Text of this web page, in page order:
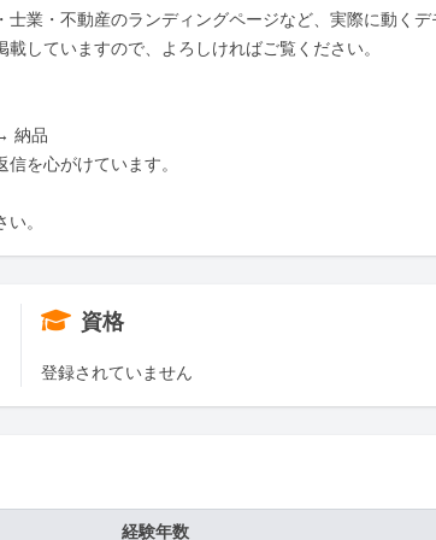
業・不動産のランディングページなど、実際に動くデ
していますので、よろしければご覧ください。
納品
を心がけています。
。
資格
登録されていません
経験年数